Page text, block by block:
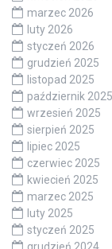
czerwiec 2026
maj 2026
kwiecień 2026
marzec 2026
luty 2026
styczeń 2026
grudzień 2025
listopad 2025
październik 2025
wrzesień 2025
sierpień 2025
lipiec 2025
czerwiec 2025
kwiecień 2025
marzec 2025